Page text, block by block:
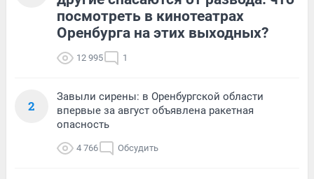
посмотреть в кинотеатрах
Оренбурга на этих выходных?
12 995 1
2
Завыли сирены: в Оренбургской области
впервые за август объявлена ракетная
опасность
4 766 Обсудить